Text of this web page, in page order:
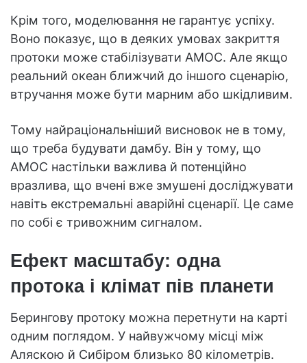
Крім того, моделювання не гарантує успіху.
Воно показує, що в деяких умовах закриття
протоки може стабілізувати AMOC. Але якщо
реальний океан ближчий до іншого сценарію,
втручання може бути марним або шкідливим.
Тому найраціональніший висновок не в тому,
що треба будувати дамбу. Він у тому, що
AMOC настільки важлива й потенційно
вразлива, що вчені вже змушені досліджувати
навіть екстремальні аварійні сценарії. Це саме
по собі є тривожним сигналом.
Ефект масштабу: одна
протока і клімат пів планети
Берингову протоку можна перетнути на карті
одним поглядом. У найвужчому місці між
Аляскою й Сибіром близько 80 кілометрів.